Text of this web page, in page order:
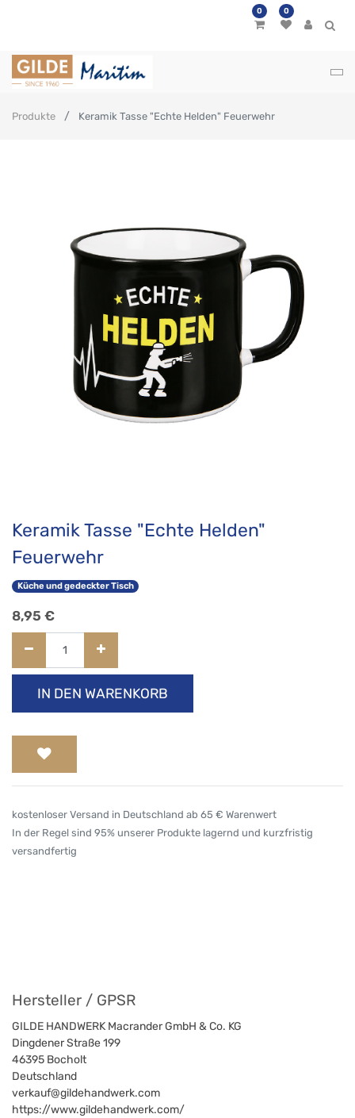
0 0
Produkte Keramik Tasse "Echte Helden" Feuerwehr
Keramik Tasse "Echte Helden"
Feuerwehr
Küche und gedeckter Tisch
8,95 €
IN DEN WARENKORB
kostenloser Versand in Deutschland ab 65 € Warenwert
In der Regel sind 95% unserer Produkte lagernd und kurzfristig
versandfertig
Hersteller / GPSR
GILDE HANDWERK Macrander GmbH & Co. KG
Dingdener Straße 199
46395 Bocholt
Deutschland
verkauf@gildehandwerk.com
https://www.gildehandwerk.com/